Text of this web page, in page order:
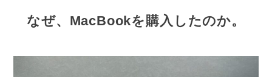
なぜ、MacBookを購入したのか。